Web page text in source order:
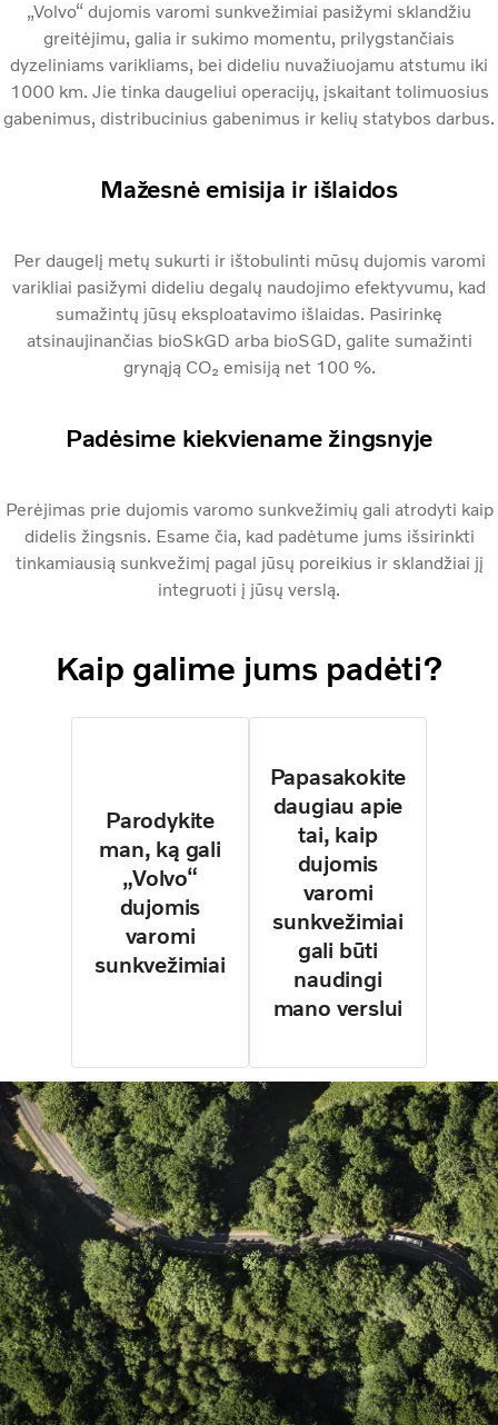
„Volvo“ dujomis varomi sunkvežimiai pasižymi sklandžiu
greitėjimu, galia ir sukimo momentu, prilygstančiais
dyzeliniams varikliams, bei dideliu nuvažiuojamu atstumu iki
1000 km. Jie tinka daugeliui operacijų, įskaitant tolimuosius
gabenimus, distribucinius gabenimus ir kelių statybos darbus.
Mažesnė emisija ir išlaidos
Per daugelį metų sukurti ir ištobulinti mūsų dujomis varomi
varikliai pasižymi dideliu degalų naudojimo efektyvumu, kad
sumažintų jūsų eksploatavimo išlaidas. Pasirinkę
atsinaujinančias bioSkGD arba bioSGD, galite sumažinti
grynąją CO₂ emisiją net 100 %.
Padėsime kiekviename žingsnyje
Perėjimas prie dujomis varomo sunkvežimių gali atrodyti kaip
didelis žingsnis. Esame čia, kad padėtume jums išsirinkti
tinkamiausią sunkvežimį pagal jūsų poreikius ir sklandžiai jį
integruoti į jūsų verslą.
Kaip galime jums padėti?
Parodykite
man, ką gali
„Volvo“
dujomis
varomi
sunkvežimiai
Papasakokite
daugiau apie
tai, kaip
dujomis
varomi
sunkvežimiai
gali būti
naudingi
mano verslui
Copyright AB Volvo 2026
www.volvotrucks.comKreipkitės į musPrivatumasSlapukai
Duomenų aktas